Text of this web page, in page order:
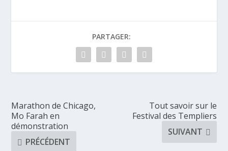
PARTAGER:
Marathon de Chicago,
Mo Farah en
démonstration
PRÉCÉDENT
Tout savoir sur le
Festival des Templiers
SUIVANT